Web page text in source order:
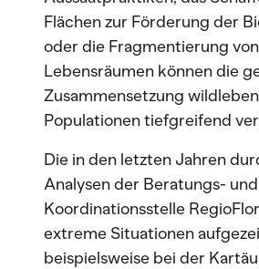
Flächen zur Förderung der
oder die Fragmentierung von
Lebensräumen können die
Zusammensetzung
Populationen tiefgreifend
Die in den letzten Jahren
Analysen der Beratungs- und
Koordinationsstelle
extreme Situationen
beispielsweise bei der